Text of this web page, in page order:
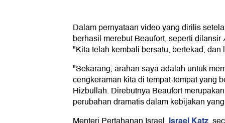
Dalam pernyataan video yang dirilis
berhasil merebut Beaufort, seperti dilansir
"Kita telah kembali bersatu, bertekad,
"Sekarang, arahan saya adalah untuk
cengkeraman kita di tempat-tempat yang
Hizbullah. Direbutnya Beaufort
perubahan dramatis dalam kebijakan